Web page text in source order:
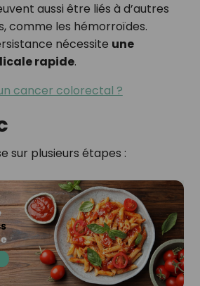
aussi être liés à d’autres
comme les hémorroïdes.
nécessite une
rapide.
cancer colorectal ?
sur plusieurs étapes :